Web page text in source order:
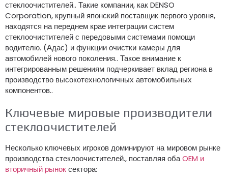
стеклоочистителей.. Такие компании, как DENSO
Corporation, крупный японский поставщик первого уровня,
находятся на переднем крае интеграции систем
стеклоочистителей с передовыми системами помощи
водителю. (Адас) и функции очистки камеры для
автомобилей нового поколения.. Такое внимание к
интегрированным решениям подчеркивает вклад региона в
производство высокотехнологичных автомобильных
компонентов..
Ключевые мировые производители
стеклоочистителей
Несколько ключевых игроков доминируют на мировом рынке
производства стеклоочистителей., поставляя обаOEM и
вторичный рыноксектора: